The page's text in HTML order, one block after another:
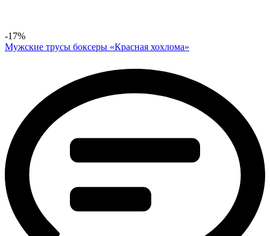
-17%
Мужские трусы боксеры «Красная хохлома»